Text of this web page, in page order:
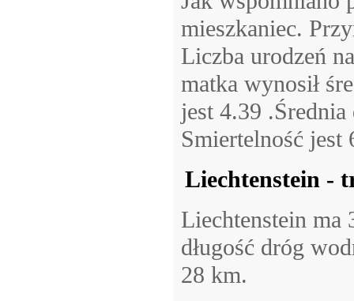
mieszkaniec.
Liczba urodzeń
matka wynosił
jest 4.39 .Średnia
Smiertelność jest
Liechtenstein -
Liechtenstein
długość dróg
28 km.